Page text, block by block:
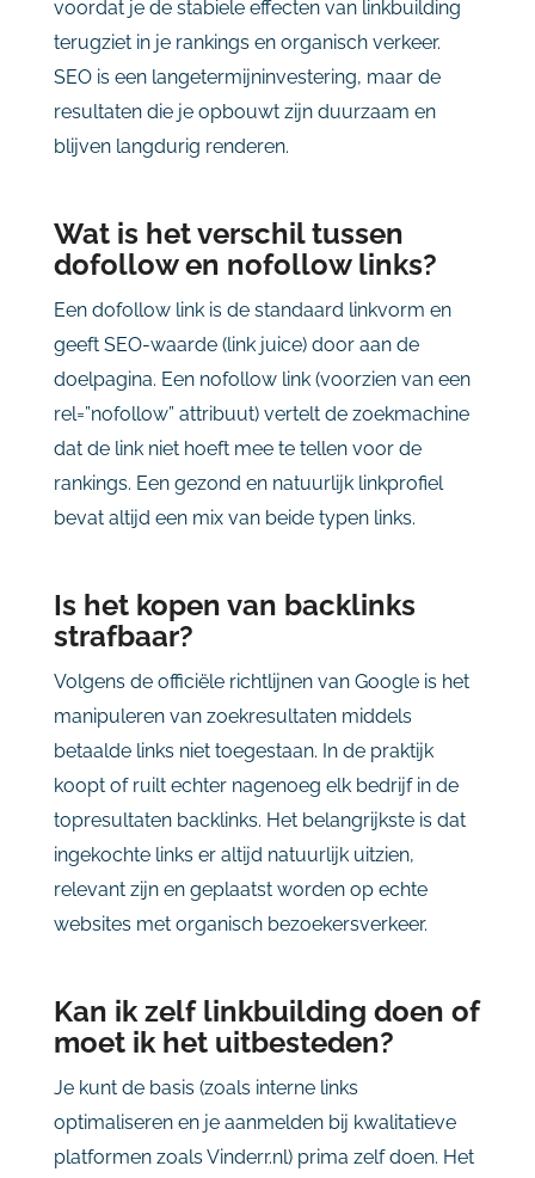
voordat je de stabiele effecten van linkbuilding
terugziet in je rankings en organisch verkeer.
SEO is een langetermijninvestering, maar de
resultaten die je opbouwt zijn duurzaam en
blijven langdurig renderen.
Wat is het verschil tussen
dofollow en nofollow links?
Een dofollow link is de standaard linkvorm en
geeft SEO-waarde (link juice) door aan de
doelpagina. Een nofollow link (voorzien van een
rel=”nofollow” attribuut) vertelt de zoekmachine
dat de link niet hoeft mee te tellen voor de
rankings. Een gezond en natuurlijk linkprofiel
bevat altijd een mix van beide typen links.
Is het kopen van backlinks
strafbaar?
Volgens de officiële richtlijnen van Google is het
manipuleren van zoekresultaten middels
betaalde links niet toegestaan. In de praktijk
koopt of ruilt echter nagenoeg elk bedrijf in de
topresultaten backlinks. Het belangrijkste is dat
ingekochte links er altijd natuurlijk uitzien,
relevant zijn en geplaatst worden op echte
websites met organisch bezoekersverkeer.
Kan ik zelf linkbuilding doen of
moet ik het uitbesteden?
Je kunt de basis (zoals interne links
optimaliseren en je aanmelden bij kwalitatieve
platformen zoals Vinderr.nl) prima zelf doen. Het